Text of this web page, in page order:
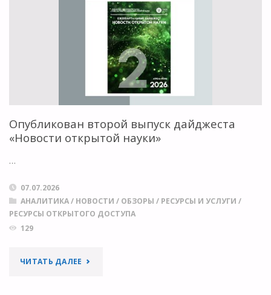
ОПУБЛИКОВАЛИ
СОГЛАШЕНИЯХ"
Опубликован второй выпуск дайджеста
«Новости открытой науки»
…
07.07.2026
АНАЛИТИКА/ НОВОСТИ / ОБЗОРЫ / РЕСУРСЫ И УСЛУГИ /
РЕСУРСЫ ОТКРЫТОГО ДОСТУПА
129
ЧИТАТЬ ДАЛЕЕ "ОПУБЛИКОВАН